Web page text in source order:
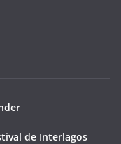
de Interlagos